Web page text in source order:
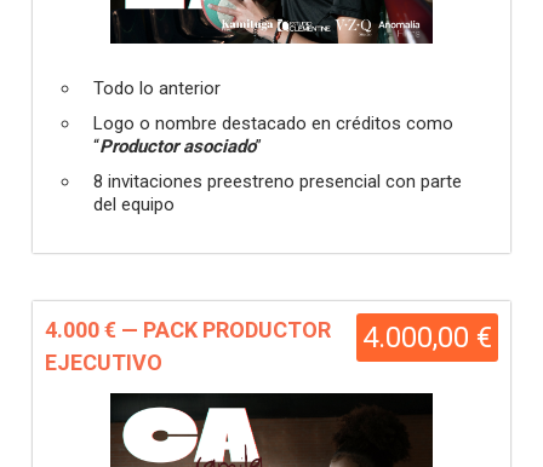
Todo lo anterior
Logo o nombre destacado en créditos como
“Productor asociado”
8 invitaciones preestreno presencial con parte
del equipo
4.000,00 €
4.000 € — PACK PRODUCTOR
EJECUTIVO